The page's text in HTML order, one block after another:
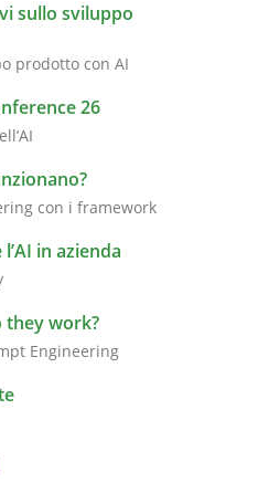
sullo sviluppo
prodotto con AI
26
con i framework
in azienda
they work?
Engineering